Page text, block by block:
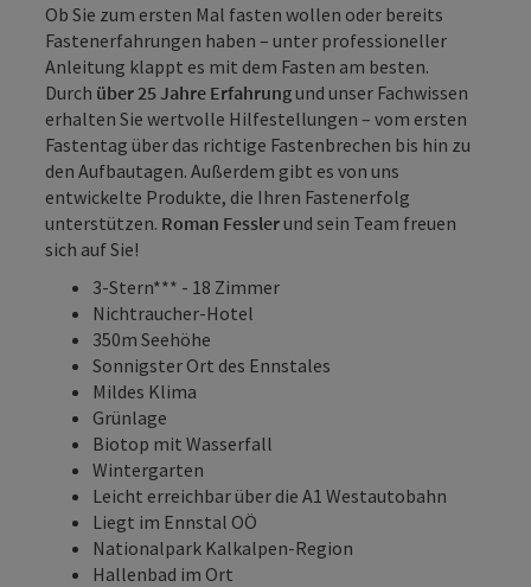
Ob Sie zum ersten Mal fasten wollen oder bereits
Fastenerfahrungen haben – unter professioneller
Anleitung klappt es mit dem Fasten am besten.
Durch über 25 Jahre Erfahrungund unser Fachwissen
erhalten Sie wertvolle Hilfestellungen – vom ersten
Fastentag über das richtige Fastenbrechen bis hin zu
den Aufbautagen. Außerdem gibt es von uns
entwickelte Produkte, die Ihren Fastenerfolg
unterstützen. Roman Fesslerund sein Team freuen
sich auf Sie!
3-Stern*** - 18 Zimmer
Nichtraucher-Hotel
350m Seehöhe
Sonnigster Ort des Ennstales
Mildes Klima
Grünlage
Biotop mit Wasserfall
Wintergarten
Leicht erreichbar über die A1 Westautobahn
Liegt im Ennstal OÖ
Nationalpark Kalkalpen-Region
Hallenbad im Ort